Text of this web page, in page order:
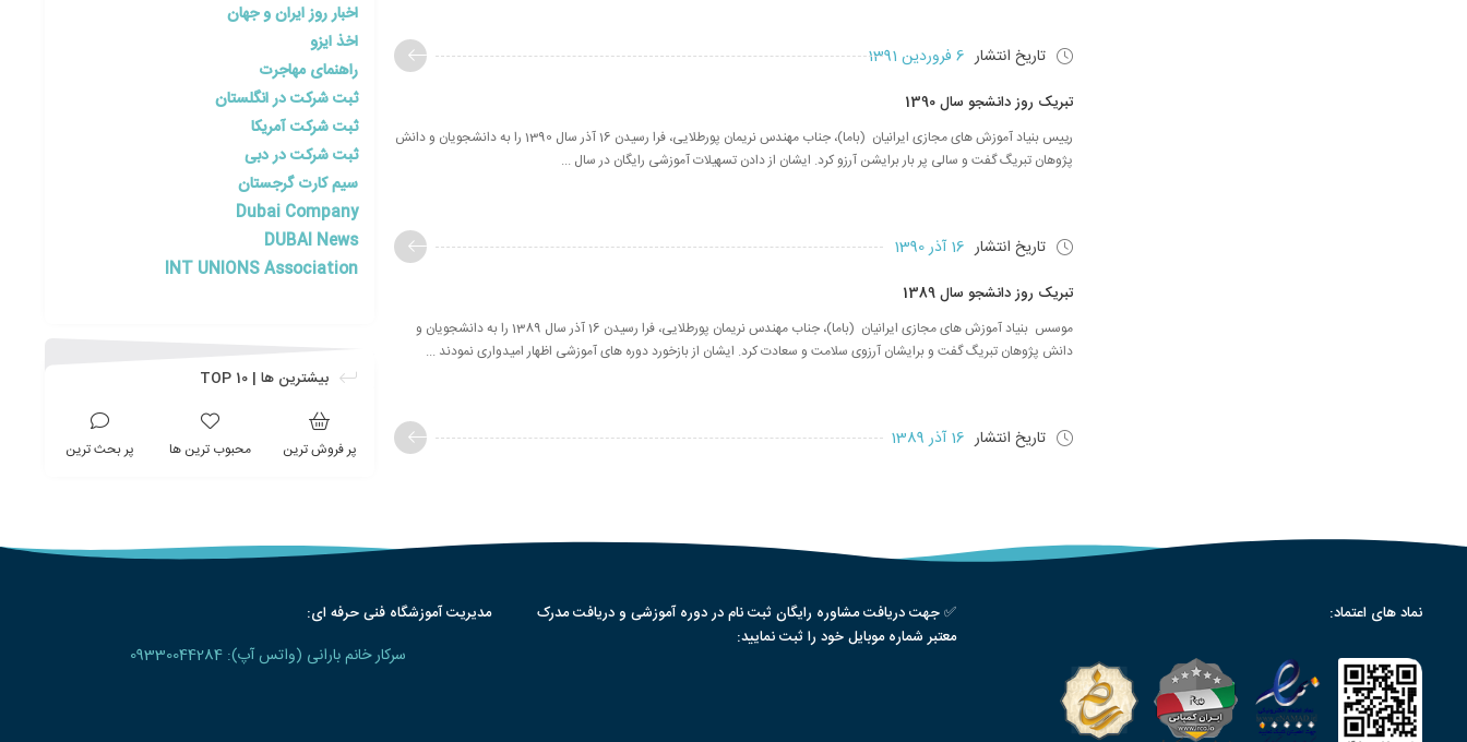
تاریخ انتشار 6 فروردین 1391
تبریک روز دانشجو سال 1390
رییس بنیاد آموزش های مجازی ایرانیان (باما)، جناب مهندس نریمان پورطلایی، فرا رسیدن 16 آذر سال 1390 را به دانشجویان و دانش
پژوهان تبریگ گفت و سالی پر بار برایشن آرزو کرد. ایشان از دادن تسهیلات آموزشی رایگان در سال ...
تاریخ انتشار 16 آذر 1390
تبریک روز دانشجو سال 1389
موسس بنیاد آموزش های مجازی ایرانیان (باما)، جناب مهندس نریمان پورطلایی، فرا رسیدن 16 آذر سال 1389 را به دانشجویان و
دانش پژوهان تبریگ گفت و برایشان آرزوی سلامت و سعادت کرد. ایشان از بازخورد دوره های آموزشی اظهار امیدواری نمودند ...
تاریخ انتشار 16 آذر 1389
اخبار روز ایران و جهان
اخذ ایزو
راهنمای مهاجرت
ثبت شرکت در انگلستان
ثبت شرکت آمریکا
ثبت شرکت در دبی
سیم کارت گرجستان
Dubai Company
DUBAI News
INT UNIONS Association
بیشترین ها | TOP 10
پر فروش ترین محبوب ترین ها پر بحث ترین
نماد های اعتماد:
✅ جهت دریافت مشاوره رایگان ثبت نام در دوره آموزشی و دریافت مدرک
معتبر شماره موبایل خود را ثبت نمایید:
مدیریت آموزشگاه فنی حرفه ای:
سرکار خانم بارانی (واتس آپ): 09330044284